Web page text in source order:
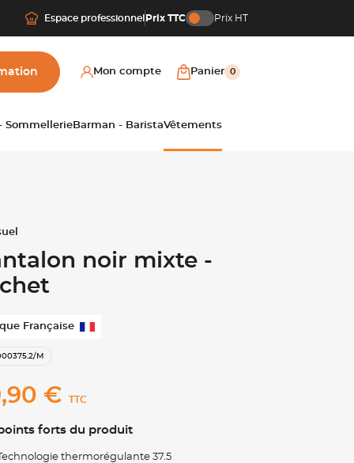
Espace professionnel Prix TTC Prix HT
Mon compte Panier 0
Sommellerie Barman - BaristaVêtements
noir mixte -
Française
M
€ TTC
forts du produit
thermorégulante 37.5